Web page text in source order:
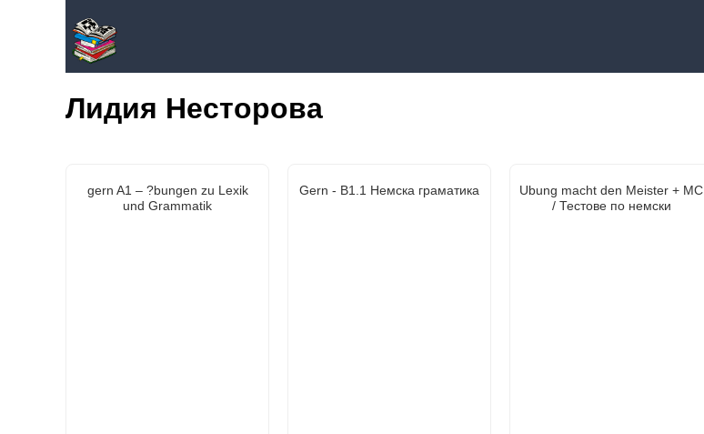
Лидия Несторова
gern A1 – ?bungen zu Lexik
und Grammatik
Gern - B1.1 Немска граматика
Ubung macht den Meister + MC
/ Тестове по немски